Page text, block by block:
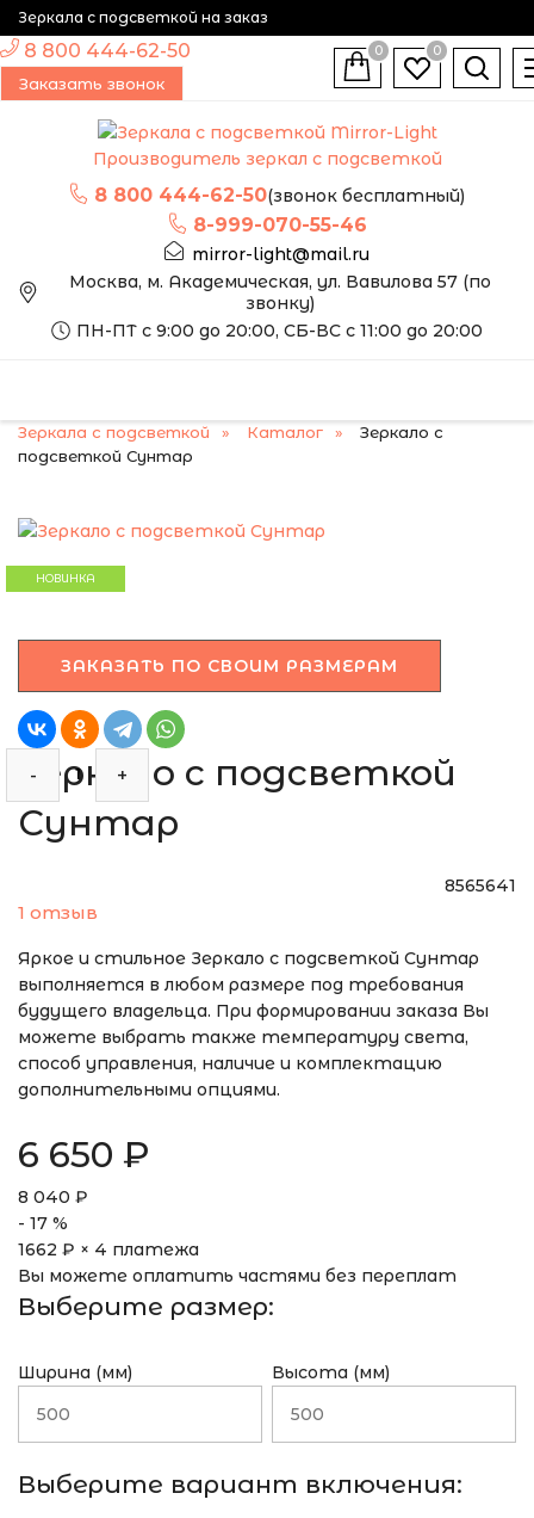
Зеркала с подсветкой на заказ
Производитель зеркал с подсветкой
8 800 444-62-50(звонок бесплатный)
8-999-070-55-46
mirror-light@mail.ru
Москва, м. Академическая, ул. Вавилова 57 (по
звонку)
ПН-ПТ с 9:00 до 20:00, СБ-ВС с 11:00 до 20:00
8 800 444-62-50
Заказать звонок
0
0
Зеркала с подсветкой Каталог
Зеркало с
подсветкой Сунтар
МОЖЕМ ИЗГОТОВИТЬ
НОВИНКА
ЗАКАЗАТЬ ПО СВОИМ РАЗМЕРАМ
Зеркало с подсветкой
Сунтар
1 отзыв
8565641
Яркое и стильное Зеркало с подсветкой Сунтар
выполняется в любом размере под требования
будущего владельца. При формировании заказа Вы
можете выбрать также температуру света,
способ управления, наличие и комплектацию
дополнительными опциями.
6 650 ₽
8 040 ₽
- 17 %
1662 ₽ × 4 платежа
Вы можете оплатить частями без переплат
Выберите размер:
Ширина (мм) Высота (мм)
Выберите вариант включения:
- +